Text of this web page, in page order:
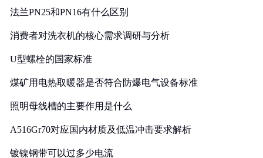
法兰PN25和PN16有什么区别
消费者对洗衣机的核心需求调研与分析
U型螺栓的国家标准
煤矿用电热取暖器是否符合防爆电气设备标准
照明母线槽的主要作用是什么
A516Gr70对应国内材质及低温冲击要求解析
镀镍钢带可以过多少电流